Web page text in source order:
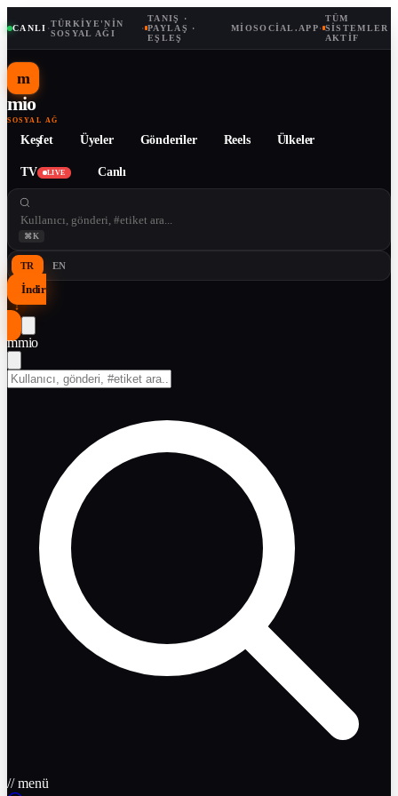
CANLI ·TÜRKIYE'NIN
SOSYAL AĞI
·
TANIŞ ·
PAYLAŞ ·
EŞLEŞ
MIOSOCIAL.APP·
TÜM
SISTEMLER
AKTIF
m
mio
SOSYAL AĞ
Keşfet Üyeler Gönderiler Reels Ülkeler
TV LIVE Canlı
⌘K
TR EN
İndir
↓
mmio
// menü